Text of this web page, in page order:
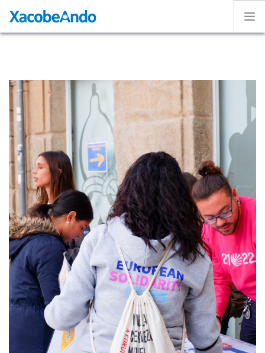
Caminos
Voluntarios
Experiencias
Exposición
ESPAÑOL